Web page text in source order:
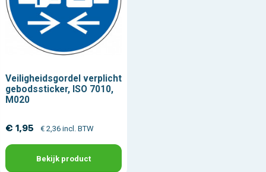
Veiligheidsgordel verplicht
gebodssticker, ISO 7010,
M020
€ 1,95 € 2,36 incl. BTW
Bekijk product